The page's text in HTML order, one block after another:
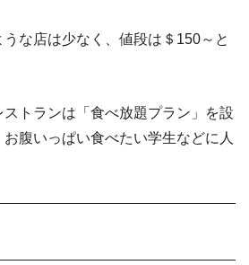
な店は少なく、値段は＄150～と
トランは「食べ放題プラン」を設
腹いっぱい食べたい学生などに人